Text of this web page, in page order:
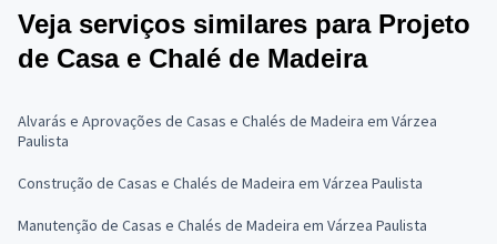
Veja serviços similares para Projeto
de Casa e Chalé de Madeira
Alvarás e Aprovações de Casas e Chalés de Madeira em Várzea
Paulista
Construção de Casas e Chalés de Madeira em Várzea Paulista
Manutenção de Casas e Chalés de Madeira em Várzea Paulista